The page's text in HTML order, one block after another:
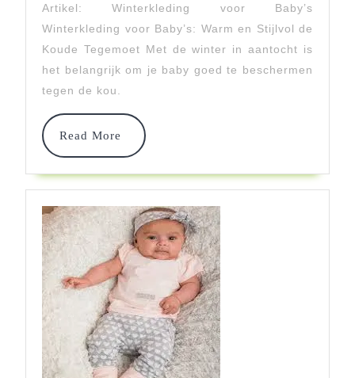
Baby’s:
Warm
En
Koude
Tegemoet
Artikel: Winterkleding voor Baby’s
Winterkleding voor Baby’s: Warm en Stijlvol de
Koude Tegemoet Met de winter in aantocht is
het belangrijk om je baby goed te beschermen
tegen de kou.
Read More
Read
More